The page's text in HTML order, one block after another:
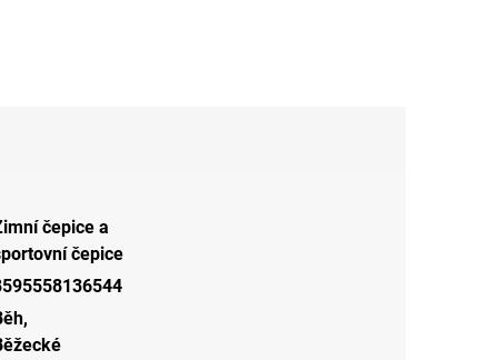
čepice a
čepice
,